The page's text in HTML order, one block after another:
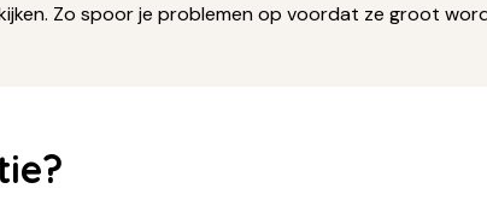
Zo spoor je problemen op voordat ze groot